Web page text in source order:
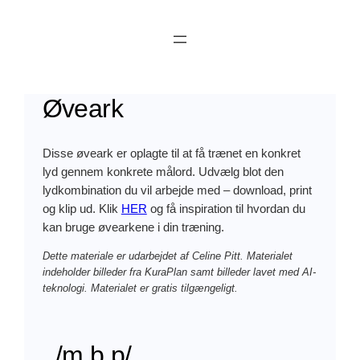
Øveark
Disse øveark er oplagte til at få trænet en konkret
lyd gennem konkrete målord. Udvælg blot den
lydkombination du vil arbejde med – download, print
og klip ud. Klik HER og få inspiration til hvordan du
kan bruge øvearkene i din træning.
Dette materiale er udarbejdet af Celine Pitt. Materialet
indeholder billeder fra KuraPlan samt billeder lavet med AI-
teknologi. Materialet er gratis tilgængeligt.